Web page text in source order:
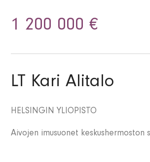
1 200 000 €
LT Kari Alitalo
HELSINGIN YLIOPISTO
Aivojen imusuonet keskushermoston